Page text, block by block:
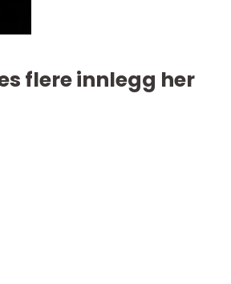
flere innlegg her